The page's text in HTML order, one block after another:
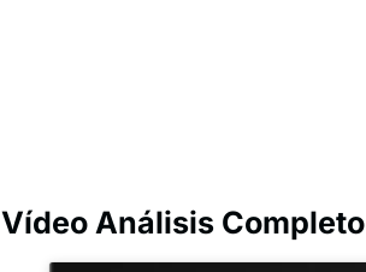
Vídeo Análisis Completo